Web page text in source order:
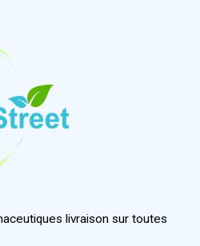
livraison sur toutes